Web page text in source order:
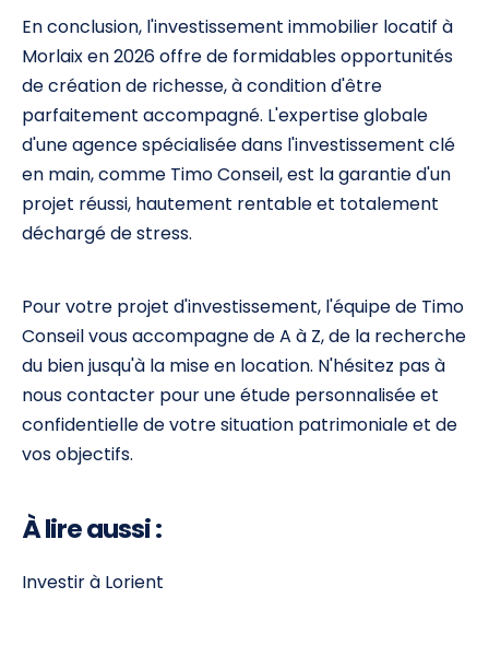
En conclusion, l'investissement immobilier locatif à
Morlaix en 2026 offre de formidables opportunités
de création de richesse, à condition d'être
parfaitement accompagné. L'expertise globale
d'une agence spécialisée dans l'investissement clé
en main, comme Timo Conseil, est la garantie d'un
projet réussi, hautement rentable et totalement
déchargé de stress.
Pour votre projet d'investissement, l'équipe de Timo
Conseil vous accompagne de A à Z, de la recherche
du bien jusqu'à la mise en location. N'hésitez pas à
nous contacter pour une étude personnalisée et
confidentielle de votre situation patrimoniale et de
vos objectifs.
À lire aussi :
Investir à Lorient